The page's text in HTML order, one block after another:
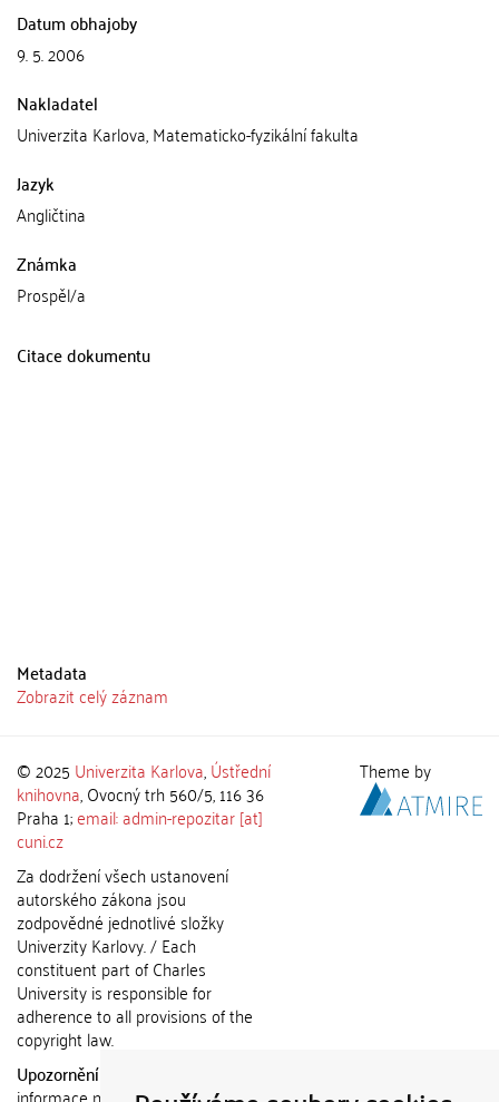
Datum obhajoby
9. 5. 2006
Nakladatel
Univerzita Karlova, Matematicko-fyzikální fakulta
Jazyk
Angličtina
Známka
Prospěl/a
Citace dokumentu
Metadata
Zobrazit celý záznam
© 2025 Univerzita Karlova,Ústřední
knihovna, Ovocný trh 560/5, 116 36
Praha 1;email: admin-repozitar [at]
cuni.cz
Za dodržení všech ustanovení
autorského zákona jsou
zodpovědné jednotlivé složky
Univerzity Karlovy. / Each
constituent part of Charles
University is responsible for
adherence to all provisions of the
copyright law.
Upozornění / Notice:
Theme by